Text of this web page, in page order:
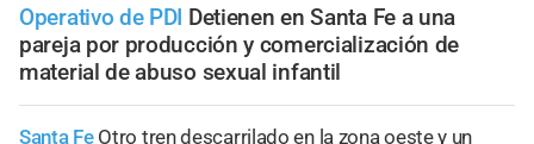
Operativo de PDI Detienen en Santa Fe a una
pareja por producción y comercialización de
material de abuso sexual infantil
Santa Fe Otro tren descarrilado en la zona oeste y un